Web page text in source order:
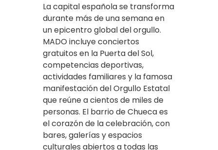
La capital española se transforma
durante más de una semana en
un epicentro global del orgullo.
MADO incluye conciertos
gratuitos en la Puerta del Sol,
competencias deportivas,
actividades familiares y la famosa
manifestación del Orgullo Estatal
que reúne a cientos de miles de
personas. El barrio de Chueca es
el corazón de la celebración, con
bares, galerías y espacios
culturales abiertos a todas las